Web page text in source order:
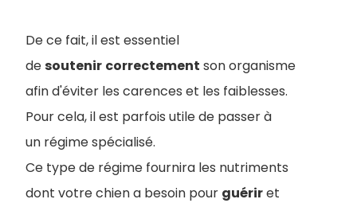
De ce fait, il est essentiel
desoutenir correctement son organisme
afin d'éviter les carences et les faiblesses.
Pour cela, il est parfois utile de passer à
un régime spécialisé.
Ce type de régime fournira les nutriments
dont votre chien a besoin pour guériret